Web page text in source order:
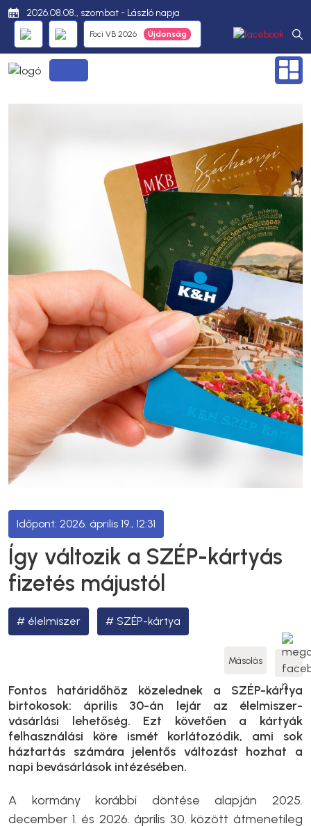
2026.08.08., szombat - László napja
Foci VB 2026
2026. április 19., 12:31
Így változik a SZÉP-kártyás
fizetés májustól
élelmiszer SZÉP-kártya
Másolás
Fontos határidőhöz közelednek a SZÉP-kártya
birtokosok: április 30-án lejár az élelmiszer-
vásárlási lehetőség. Ezt követően a kártyák
felhasználási köre ismét korlátozódik, ami sok
háztartás számára jelentős változást hozhat a
napi bevásárlások intézésében.
A kormány korábbi döntése alapján 2025.
december 1. és 2026. április 30. között átmenetileg